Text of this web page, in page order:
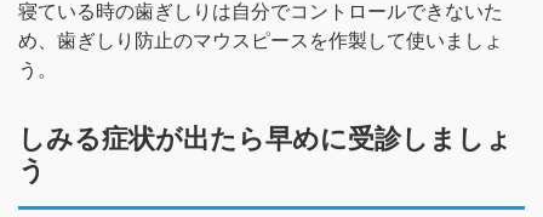
寝ている時の歯ぎしりは自分でコントロールできないた
め、歯ぎしり防止のマウスピースを作製して使いましょ
う。
しみる症状が出たら早めに受診しましょ
う